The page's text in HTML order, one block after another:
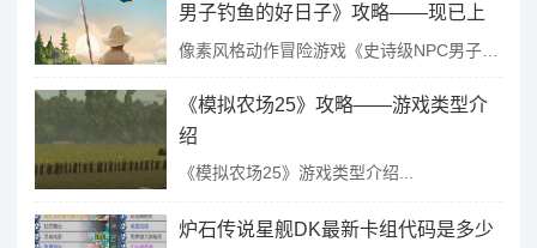
男子钓鱼的好日子》攻略——现已上
线Steam平台
《模拟农场25》攻略——游戏类型介
绍
《模拟农场25》游戏类型介绍...
炉石传说星舰DK最新卡组代码是多少